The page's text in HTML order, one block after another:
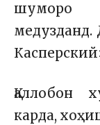
шуморо
медузданд.
Қаллобон
карда,